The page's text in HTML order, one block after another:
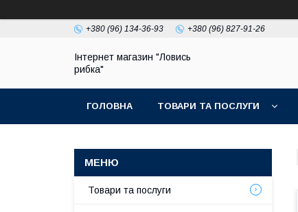
+380 (96) 134-36-93 +380 (96) 827-91-26
Інтернет магазин "Ловись
рибка"
ГОЛОВНА ТОВАРИ ТА ПОСЛУГИ
Товари та послуги